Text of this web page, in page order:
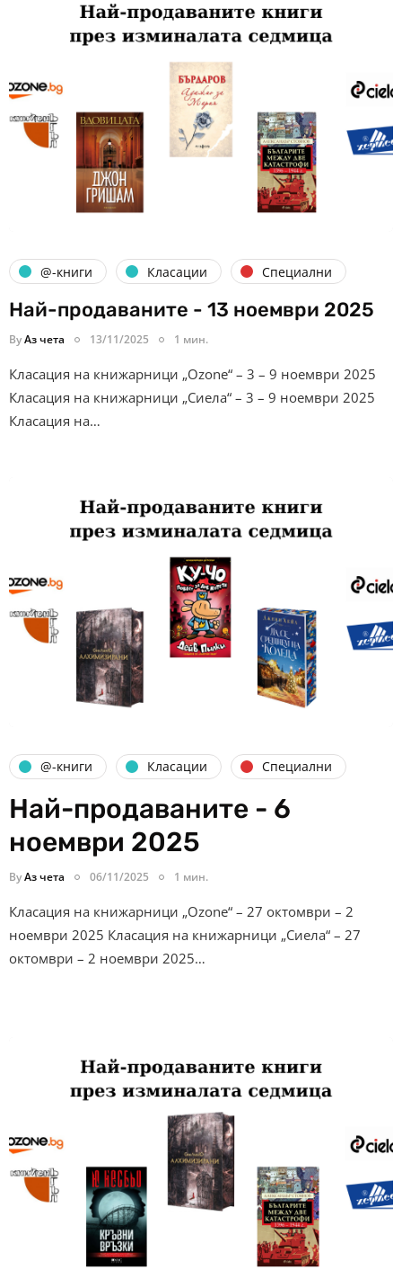
@-книги Класации Специални
Най-продаваните - 13 ноември 2025
ByАз чета 13/11/2025 1 мин.
Класация на книжарници „Ozone“ – 3 – 9 ноември 2025
Класация на книжарници „Сиела“ – 3 – 9 ноември 2025
Класация на…
@-книги Класации Специални
Най-продаваните - 6
ноември 2025
ByАз чета 06/11/2025 1 мин.
Класация на книжарници „Ozone“ – 27 октомври – 2
ноември 2025 Класация на книжарници „Сиела“ – 27
октомври – 2 ноември 2025…